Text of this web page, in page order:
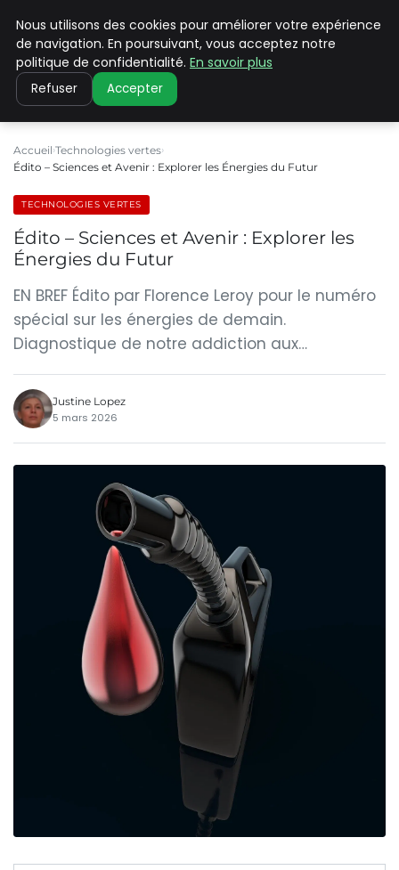
CLIMATE C ADVANCED
Accueil Technologies vertes
Édito – Sciences et Avenir : Explorer les Énergies du Futur
TECHNOLOGIES VERTES
Édito – Sciences et Avenir : Explorer les
Énergies du Futur
EN BREF Édito par Florence Leroy pour le numéro
spécial sur les énergies de demain.
Diagnostique de notre addiction aux…
Justine Lopez
5 mars 2026
Nous utilisons des cookies pour améliorer votre expérience
de navigation. En poursuivant, vous acceptez notre
politique de confidentialité. En savoir plus
Refuser Accepter